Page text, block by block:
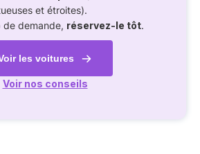
et étroites).
de demande, réservez-le tôt.
les voitures
Voir nos conseils